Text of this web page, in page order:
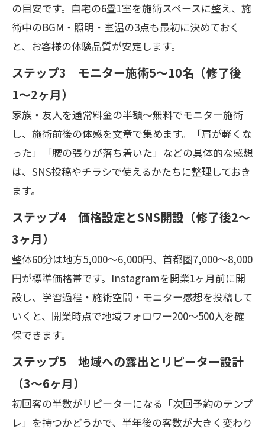
の目安です。自宅の6畳1室を施術スペースに整え、施
術中のBGM・照明・室温の3点も最初に決めておく
と、お客様の体験品質が安定します。
ステップ3｜モニター施術5〜10名（修了後
1〜2ヶ月）
家族・友人を通常料金の半額〜無料でモニター施術
し、施術前後の体感を文章で集めます。「肩が軽くな
った」「腰の張りが落ち着いた」などの具体的な感想
は、SNS投稿やチラシで使えるかたちに整理しておき
ます。
ステップ4｜価格設定とSNS開設（修了後2〜
3ヶ月）
整体60分は地方5,000〜6,000円、首都圏7,000〜8,000
円が標準価格帯です。Instagramを開業1ヶ月前に開
設し、学習過程・施術空間・モニター感想を投稿して
いくと、開業時点で地域フォロワー200〜500人を確
保できます。
ステップ5｜地域への露出とリピーター設計
（3〜6ヶ月）
初回客の半数がリピーターになる「次回予約のテンプ
レ」を持つかどうかで、半年後の客数が大きく変わり